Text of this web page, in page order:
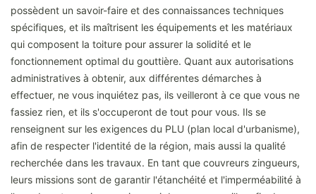
possèdent un savoir-faire et des connaissances techniques
spécifiques, et ils maîtrisent les équipements et les matériaux
qui composent la toiture pour assurer la solidité et le
fonctionnement optimal du gouttière. Quant aux autorisations
administratives à obtenir, aux différentes démarches à
effectuer, ne vous inquiétez pas, ils veilleront à ce que vous ne
fassiez rien, et ils s'occuperont de tout pour vous. Ils se
renseignent sur les exigences du PLU (plan local d'urbanisme),
afin de respecter l'identité de la région, mais aussi la qualité
recherchée dans les travaux. En tant que couvreurs zingueurs,
leurs missions sont de garantir l'étanchéité et l'imperméabilité à